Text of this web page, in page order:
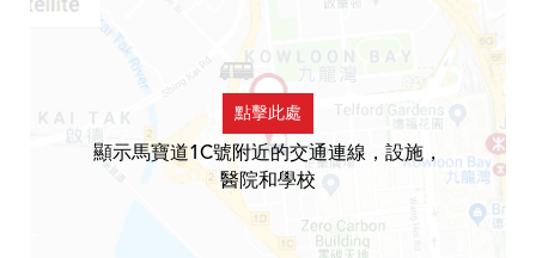
點擊此處
顯示馬寶道1C號附近的交通連線，設施，
醫院和學校